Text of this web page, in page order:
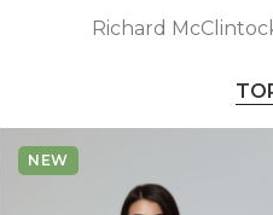
Richard
NEW